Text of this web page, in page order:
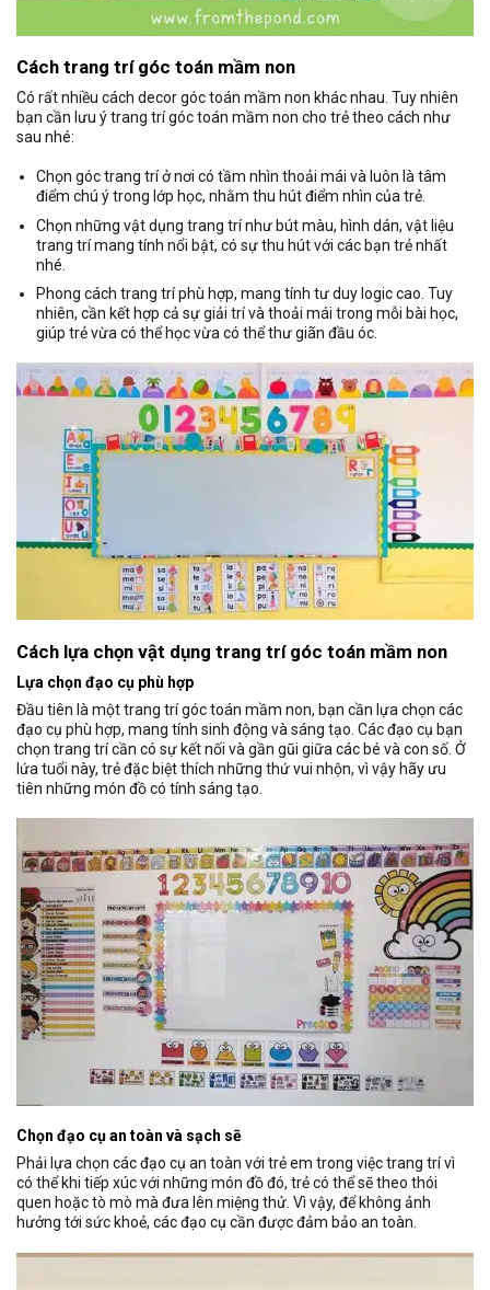
Cách trang trí góc toán mầm non
Có rất nhiều cách decor góc toán mầm non khác nhau. Tuy nhiên
bạn cần lưu ý trang trí góc toán mầm non cho trẻ theo cách như
sau nhé:
Chọn góc trang trí ở nơi có tầm nhìn thoải mái và luôn là tâm
điểm chú ý trong lớp học, nhằm thu hút điểm nhìn của trẻ.
Chọn những vật dụng trang trí như bút màu, hình dán, vật liệu
trang trí mang tính nổi bật, có sự thu hút với các bạn trẻ nhất
nhé.
Phong cách trang trí phù hợp, mang tính tư duy logic cao. Tuy
nhiên, cần kết hợp cả sự giải trí và thoải mái trong mỗi bài học,
giúp trẻ vừa có thể học vừa có thể thư giãn đầu óc.
Cách lựa chọn vật dụng trang trí góc toán mầm non
Lựa chọn đạo cụ phù hợp
Đầu tiên là một trang trí góc toán mầm non, bạn cần lựa chọn các
đạo cụ phù hợp, mang tính sinh động và sáng tạo. Các đạo cụ bạn
chọn trang trí cần có sự kết nối và gần gũi giữa các bé và con số. Ở
lứa tuổi này, trẻ đặc biệt thích những thứ vui nhộn, vì vậy hãy ưu
tiên những món đồ có tính sáng tạo.
Chọn đạo cụ an toàn và sạch sẽ
Phải lựa chọn các đạo cụ an toàn với trẻ em trong việc trang trí vì
có thể khi tiếp xúc với những món đồ đó, trẻ có thể sẽ theo thói
quen hoặc tò mò mà đưa lên miệng thử. Vì vậy, để không ảnh
hưởng tới sức khoẻ, các đạo cụ cần được đảm bảo an toàn.